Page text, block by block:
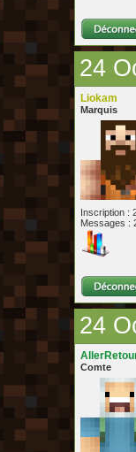
24
Liokam
Marquis
Inscription :
Messages :
24
Comte